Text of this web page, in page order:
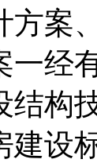
方案
一经
结构
建设